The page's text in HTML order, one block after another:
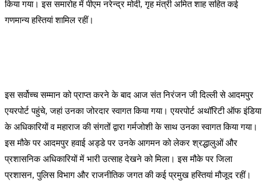
किया गया। इस समारोह में पीएम नरेन्द्र मोदी, गृह मंत्री अमित शाह सहित कई
गणमान्य हस्तियां शामिल रहीं।
इस सर्वोच्च सम्मान को प्राप्त करने के बाद आज संत निरंजन जी दिल्ली से आदमपुर
एयरपोर्ट पहुंचे, जहां उनका जोरदार स्वागत किया गया। एयरपोर्ट अथॉरिटी ऑफ इंडिया
के अधिकारियों व महाराज की संगतों द्वारा गर्मजोशी के साथ उनका स्वागत किया गया।
इस मौके पर आदमपुर हवाई अड्डे पर उनके आगमन को लेकर श्रद्धालुओं और
प्रशासनिक अधिकारियों में भारी उत्साह देखने को मिला। इस मौके पर जिला
प्रशासन, पुलिस विभाग और राजनीतिक जगत की कई प्रमुख हस्तियां मौजूद रहीं।